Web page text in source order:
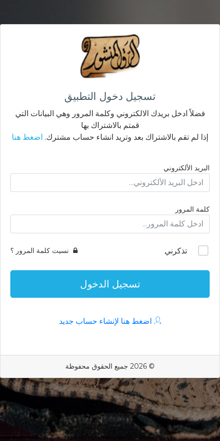
تسجيل دخول التطبيق
فضلاً ادخل بريدك الالكتروني وكلمة المرور وهي البيانات التي
قمتم بالاشتراك بها
إذا لم تقم بالاشتراك بعد وتريد انشاء حساب مشترك. اضغط هنا
البريد الألكتروني
كلمة المرور
تذكرني نسيت كلمة المرور ؟
تسجيل الدخول
اضغط هنا لإنشاء حساب جديد
© 2026 جميع الحقوق محفوظة